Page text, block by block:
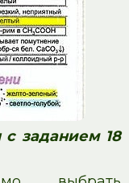
с заданием 18